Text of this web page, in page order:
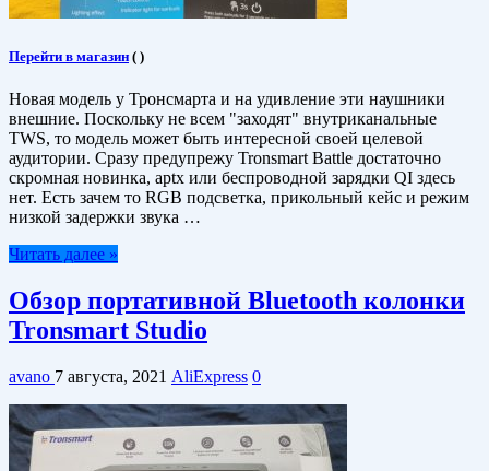
Перейти в магазин ( )
Новая модель у Тронсмарта и на удивление эти наушники
внешние. Поскольку не всем "заходят" внутриканальные
TWS, то модель может быть интересной своей целевой
аудитории. Сразу предупрежу Tronsmart Battle достаточно
скромная новинка, aptx или беспроводной зарядки QI здесь
нет. Есть зачем то RGB подсветка, прикольный кейс и режим
низкой задержки звука …
Читать далее »
Обзор портативной Bluetooth колонки
Tronsmart Studio
avano 7 августа, 2021 AliExpress 0